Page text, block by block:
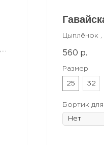
Цыплёнок
белый соус
560 р.
Размер
25 32
Бортик